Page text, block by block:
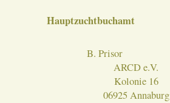
Hauptzuchtbuchamt
B. Prisor
ARCD e.V.
Kolonie 16
06925 Annaburg